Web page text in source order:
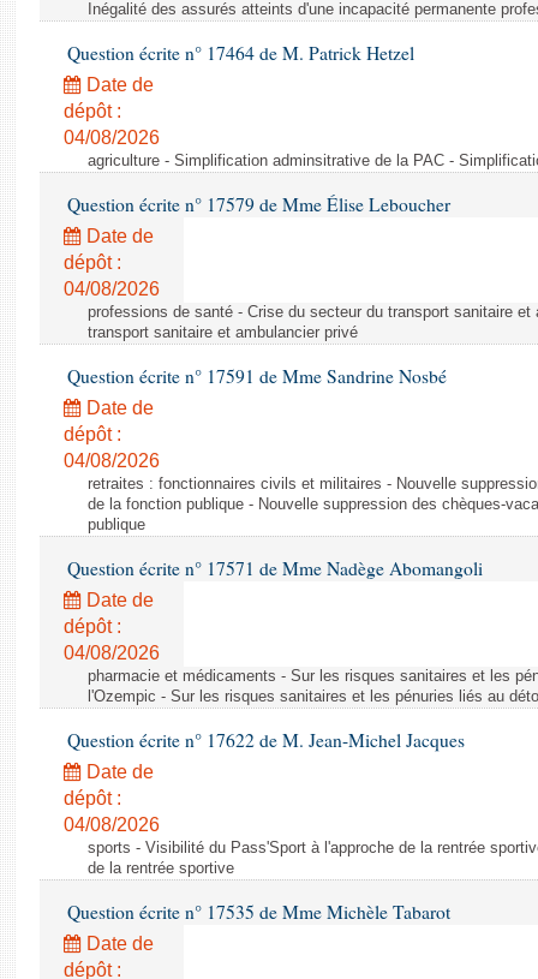
Dossiers législatifs
Budget et sécurité sociale
Questions écrites et orales
Comptes rendus des débats
Inégalité des assurés atteints d'une incapacité permanente
Question écrite n° 17464 de M. Patrick Hetzel
Date de
dépôt :
04/08/2026
agriculture - Simplification adminsitrative de la PAC -
Question écrite n° 17579 de Mme Élise Leboucher
Date de
dépôt :
04/08/2026
professions de santé - Crise du secteur du transport sanitaire
transport sanitaire et ambulancier privé
Question écrite n° 17591 de Mme Sandrine Nosbé
Date de
dépôt :
04/08/2026
retraites : fonctionnaires civils et militaires - Nouvelle
de la fonction publique - Nouvelle suppression des chèques-
publique
Question écrite n° 17571 de Mme Nadège Abomangoli
Date de
dépôt :
04/08/2026
pharmacie et médicaments - Sur les risques sanitaires et les
l'Ozempic - Sur les risques sanitaires et les pénuries liés au
Question écrite n° 17622 de M. Jean-Michel Jacques
Date de
dépôt :
04/08/2026
sports - Visibilité du Pass'Sport à l'approche de la rentrée
de la rentrée sportive
Question écrite n° 17535 de Mme Michèle Tabarot
Date de
dépôt :